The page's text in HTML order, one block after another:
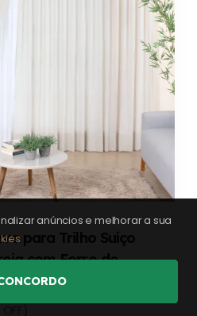
anúncios e melhorar a sua
para Trilho Suíço
com Forro de